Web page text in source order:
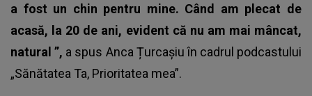
a fost un chin pentru mine. Când am plecat de
acasă, la 20 de ani, evident că nu am mai mâncat,
natural ”, a spus Anca Țurcașiuîn cadrul podcastului
„Sănătatea Ta, Prioritatea mea”.